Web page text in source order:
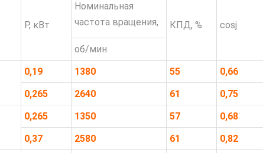
Р, кВт
Номинальная
частота вращения,
КПД, % cosj
об/мин
0,19 1380 55 0,66
0,265
2640 61 0,75
0,265 1350 57 0,68
0,37
2580 61 0,82